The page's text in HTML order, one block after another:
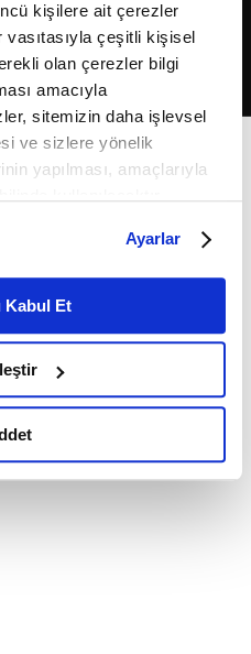
kişilere ait çerezler
vasıtasıyla çeşitli kişisel
olan çerezler bilgi
amacıyla
sitemizin daha işlevsel
ve sizlere yönelik
yapılması, amaçlarıyla
detaylı bilgi için
Çerez Bilgilendirme
Kanunu uyarınca
kapsamında
ile ilgili daha
tıklayınız.
Ayarlar
Kabul Et